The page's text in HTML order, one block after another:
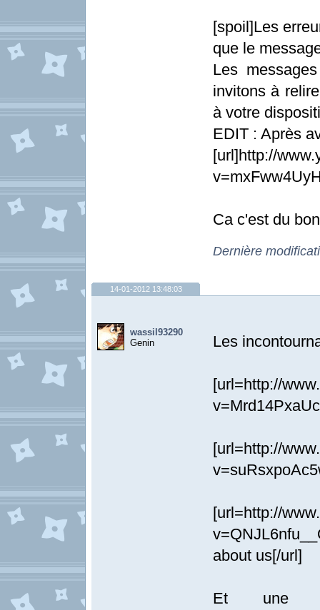
[spoil]Les
que le
Les
invitons à
à votre
EDIT : Après
[url]http://
Ca c'est du bon
Dernière
14-01-2012 13:48:03
wassil93290
Genin
Les
[url=http://
[url=http://
[url=http://
about us[/url]
Et une